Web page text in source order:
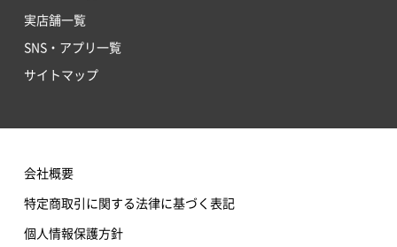
実店舗一覧
SNS・アプリ一覧
サイトマップ
会社概要
特定商取引に関する法律に基づく表記
個人情報保護方針